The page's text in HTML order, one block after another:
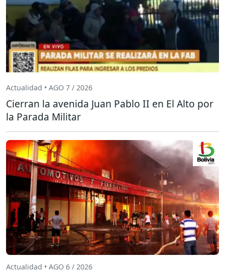
Actualidad • AGO 7 / 2026
Cierran la avenida Juan Pablo II en El Alto por
la Parada Militar
Actualidad • AGO 6 / 2026